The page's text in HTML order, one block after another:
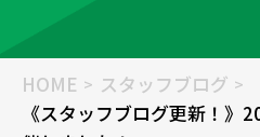
HOME
スタッフブログ
《スタッフブログ更新！》